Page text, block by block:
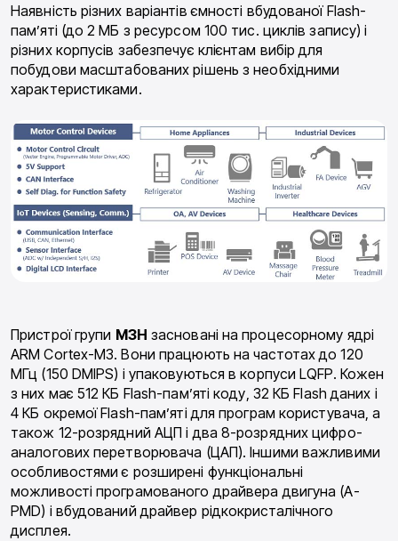
Наявність різних варіантів ємності вбудованої Flash-
пам’яті (до 2 МБ з ресурсом 100 тис. циклів запису) і
різних корпусів забезпечує клієнтам вибір для
побудови масштабованих рішень з необхідними
характеристиками.
Пристрої групи M3H засновані на процесорному ядрі
ARM Cortex-M3. Вони працюють на частотах до 120
МГц (150 DMIPS) і упаковуються в корпуси LQFP. Кожен
з них має 512 КБ Flash-пам’яті коду, 32 КБ Flash даних і
4 КБ окремої Flash-пам’яті для програм користувача, а
також 12-розрядний АЦП і два 8-розрядних цифро-
аналогових перетворювача (ЦАП). Іншими важливими
особливостями є розширені функціональні
можливості програмованого драйвера двигуна (A-
PMD) і вбудований драйвер рідкокристалічного
дисплея.